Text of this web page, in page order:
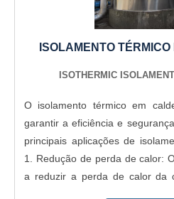
ISOLAMENTO
ISOTHERMIC
O isolamento térmico em
garantir a eficiência e
principais aplicações de
1. Redução de perda de calor:
a reduzir a perda de calor da